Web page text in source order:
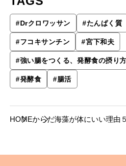
#Drクロワッサン #たんぱく質
#フコキサンチン #宮下和夫
#強い腸をつくる、発酵食の摂り方
#発酵食 #腸活
HOMEからだ海藻が体にいい理由